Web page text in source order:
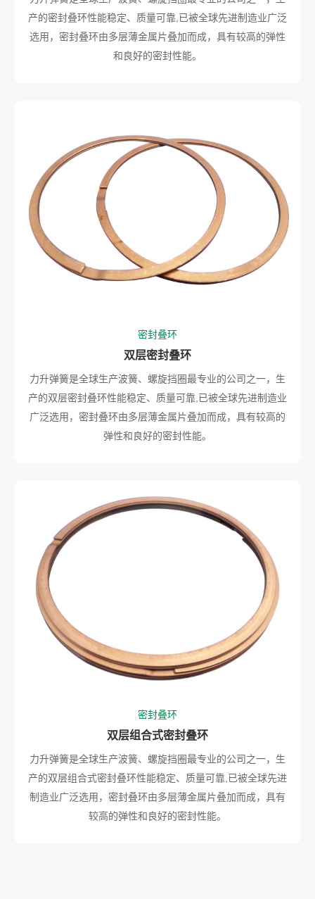
产的密封叠环性能稳定、质量可靠,已被全球先进制造业广泛
选用，密封叠环由多层薄金属片叠加而成，具有较高的弹性
和良好的密封性能。
密封叠环
双层密封叠环
力升弹簧是全球生产波簧、螺旋挡圈最专业的公司之一，生
产的双层密封叠环性能稳定、质量可靠,已被全球先进制造业
广泛选用，密封叠环由多层薄金属片叠加而成，具有较高的
弹性和良好的密封性能。
密封叠环
双层组合式密封叠环
力升弹簧是全球生产波簧、螺旋挡圈最专业的公司之一，生
产的双层组合式密封叠环性能稳定、质量可靠,已被全球先进
制造业广泛选用，密封叠环由多层薄金属片叠加而成，具有
较高的弹性和良好的密封性能。